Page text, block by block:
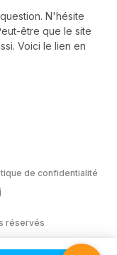
N'hésite
être que le site
Voici le lien en
de confidentialité
réservés